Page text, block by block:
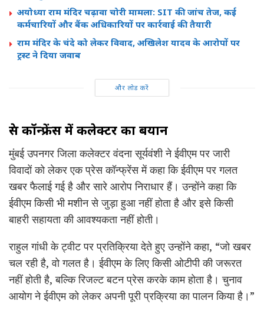
अयोध्या राम मंदिर चढ़ावा चोरी मामला: SIT की जांच तेज, कई
कर्मचारियों और बैंक अधिकारियों पर कार्रवाई की तैयारी
राम मंदिर के चंदे को लेकर विवाद, अखिलेश यादव के आरोपों पर
ट्रस्ट ने दिया जवाब
और लोड करें
प्रेस कॉन्फ्रेंस में कलेक्टर का बयान
मुंबई उपनगर जिला कलेक्टर वंदना सूर्यवंशी ने ईवीएम पर जारी
विवादों को लेकर एक प्रेस कॉन्फ्रेंस में कहा कि ईवीएम पर गलत
खबर फैलाई गई है और सारे आरोप निराधार हैं। उन्होंने कहा कि
ईवीएम किसी भी मशीन से जुड़ा हुआ नहीं होता है और इसे किसी
बाहरी सहायता की आवश्यकता नहीं होती।
राहुल गांधी के ट्वीट पर प्रतिक्रिया देते हुए उन्होंने कहा, “जो खबर
चल रही है, वो गलत है। ईवीएम के लिए किसी ओटीपी की जरूरत
नहीं होती है, बल्कि रिजल्ट बटन प्रेस करके काम होता है। चुनाव
आयोग ने ईवीएम को लेकर अपनी पूरी प्रक्रिया का पालन किया है।”